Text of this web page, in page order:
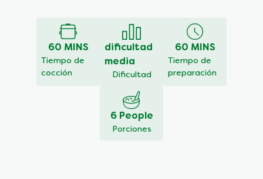
calificaciones
60 MINS
Tiempo de
cocción
dificultad
media
Dificultad
60 MINS
Tiempo de
preparación
6 People
Porciones